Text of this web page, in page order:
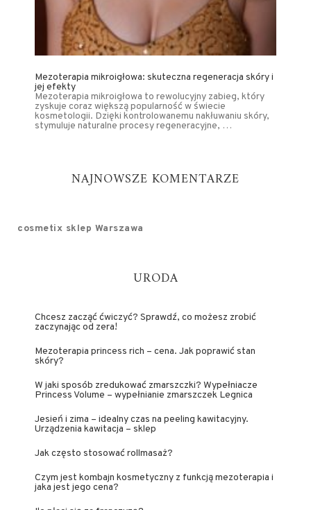
Mezoterapia mikroigłowa: skuteczna regeneracja skóry i
jej efekty
Mezoterapia mikroigłowa to rewolucyjny zabieg, który
zyskuje coraz większą popularność w świecie
kosmetologii. Dzięki kontrolowanemu nakłuwaniu skóry,
stymuluje naturalne procesy regeneracyjne, …
NAJNOWSZE KOMENTARZE
cosmetix sklep Warszawa
URODA
Chcesz zacząć ćwiczyć? Sprawdź, co możesz zrobić
zaczynając od zera!
Mezoterapia princess rich – cena. Jak poprawić stan
skóry?
W jaki sposób zredukować zmarszczki? Wypełniacze
Princess Volume – wypełnianie zmarszczek Legnica
Jesień i zima – idealny czas na peeling kawitacyjny.
Urządzenia kawitacja – sklep
Jak często stosować rollmasaż?
Czym jest kombajn kosmetyczny z funkcją mezoterapia i
jaka jest jego cena?